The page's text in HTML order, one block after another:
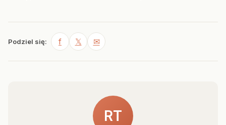
Podziel się: f 𝕏 ✉
RT